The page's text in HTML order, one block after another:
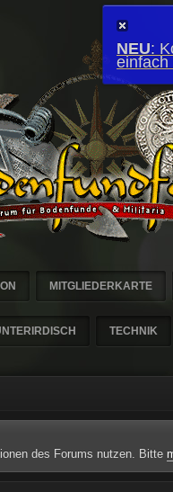
MITGLIEDERKARTE
TECHNIK
NEU:
einfach
des Forums nutzen. Bitte